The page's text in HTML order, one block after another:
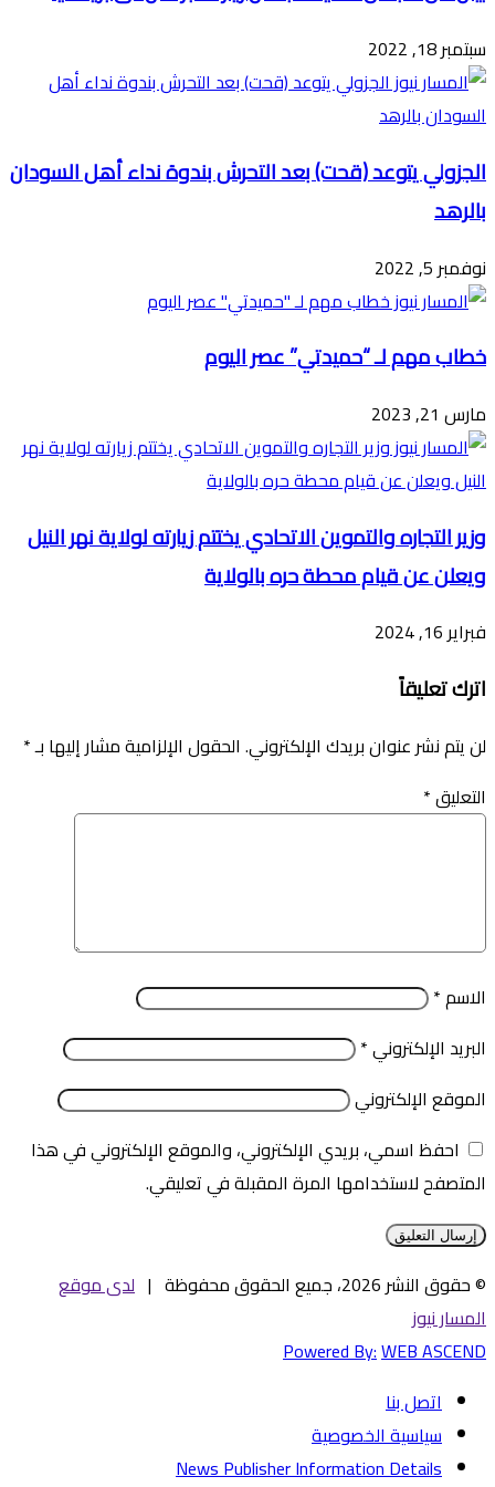
سبتمبر 18, 2022
الجزولي يتوعد (قحت) بعد التحرش بندوة نداء أهل السودان
بالرهد
نوفمبر 5, 2022
خطاب مهم لـ “حميدتي” عصر اليوم
مارس 21, 2023
وزير التجاره والتموين الاتحادي يختتم زيارته لولاية نهر النيل
ويعلن عن قيام محطة حره بالولاية
فبراير 16, 2024
اترك تعليقاً
لن يتم نشر عنوان بريدك الإلكتروني. الحقول الإلزامية مشار إليها بـ*
التعليق*
الاسم*
البريد الإلكتروني*
الموقع الإلكتروني
احفظ اسمي، بريدي الإلكتروني، والموقع الإلكتروني في هذا
المتصفح لاستخدامها المرة المقبلة في تعليقي.
© حقوق النشر 2026، جميع الحقوق محفوظة |
لدى موقع
المسار نيوز
Powered By:WEB ASCEND
اتصل بنا
سياسية الخصوصية
News Publisher Information Details